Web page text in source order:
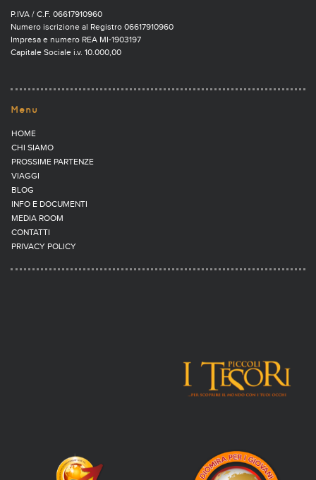
P.IVA / C.F. 06617910960
Numero iscrizione al Registro 06617910960
Impresa e numero REA MI-1903197
Capitale Sociale i.v. 10.000,00
Menu
HOME
CHI SIAMO
PROSSIME PARTENZE
VIAGGI
BLOG
INFO E DOCUMENTI
MEDIA ROOM
CONTATTI
PRIVACY POLICY